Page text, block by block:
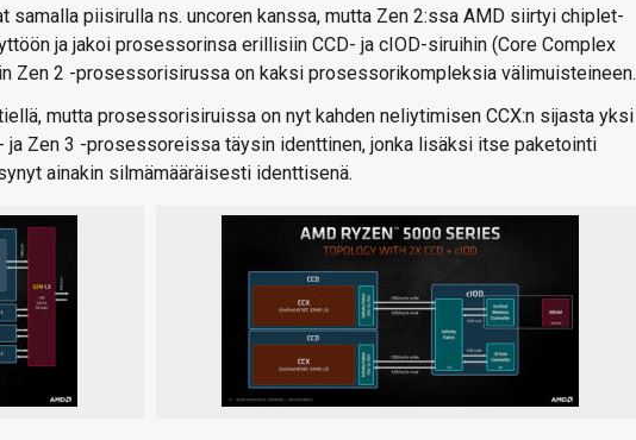
samalla piisirulla ns. uncoren kanssa, mutta Zen 2:ssa AMD siirtyi chiplet-
ja jakoi prosessorinsa erillisiin CCD- ja cIOD-siruihin (Core Complex
Zen 2 -prosessorisirussa on kaksi prosessorikompleksia välimuisteineen.
mutta prosessorisiruissa on nyt kahden neliytimisen CCX:n sijasta yksi
ja Zen 3 -prosessoreissa täysin identtinen, jonka lisäksi itse paketointi
ainakin silmämääräisesti identtisenä.